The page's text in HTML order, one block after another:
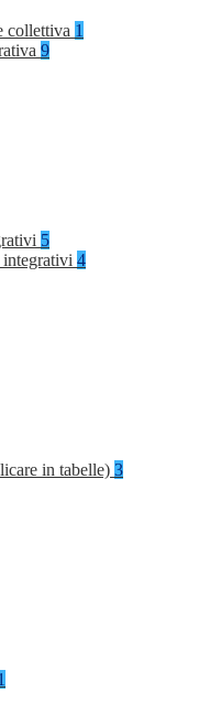
collettiva 1
9
5
4
in tabelle) 3